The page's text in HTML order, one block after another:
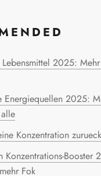
2025:
Energiequellen 2025:
Konzentration zurueck
Konzentrations-
Fok